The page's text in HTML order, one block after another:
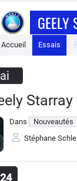
GEELY
Accueil Essais
Dans Nouveautés
Stéphane
24